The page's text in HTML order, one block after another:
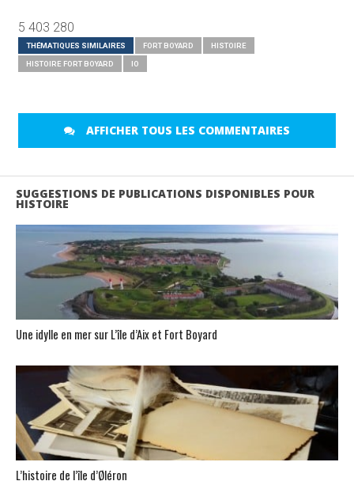
5 403 280
THÉMATIQUES SIMILAIRES FORT BOYARD HISTOIRE
HISTOIRE FORT BOYARD IO
AFFICHER TOUS LES COMMENTAIRES
SUGGESTIONS DE PUBLICATIONS DISPONIBLES POUR
HISTOIRE
Une idylle en mer sur L’île d’Aix et Fort Boyard
L’histoire de l’île d’Øléron